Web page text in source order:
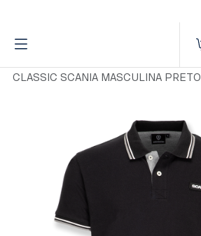
CLASSIC SCANIA MASCULINA PRETO